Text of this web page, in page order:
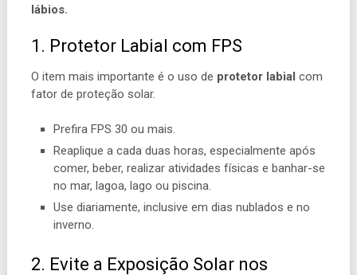
lábios.
1. Protetor Labial com FPS
O item mais importante é o uso de protetor labial com
fator de proteção solar.
Prefira FPS 30 ou mais.
Reaplique a cada duas horas, especialmente após
comer, beber, realizar atividades físicas e banhar-se
no mar, lagoa, lago ou piscina.
Use diariamente, inclusive em dias nublados e no
inverno.
2. Evite a Exposição Solar nos